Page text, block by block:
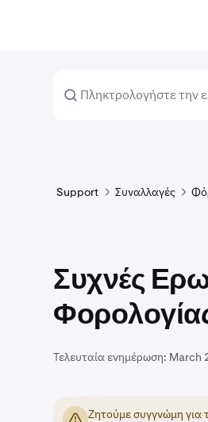
Support Συναλλαγές
Συχνές
Τελευταία ενημέρωση: March
Ζητούμε συγγνώμη